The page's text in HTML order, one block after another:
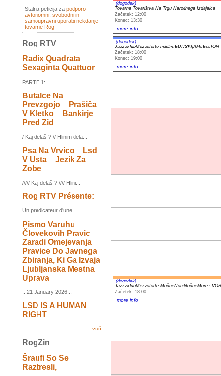
Stalna peticija za podporo
avtonomni, svobodni in
samoupravni uporabi nekdanje
tovarne Rog
Rog RTV
Radix Quadrata
Sexaginta Quattuor
PARTE 1:
Butalce Na
Prevzgojo _ Prašiča
V Kletko _ Bankirje
Pred Zid
/ Kaj delaš ? // Hlinim dela...
Psa Na Vrvico _ Lsd
V Usta _ Jezik Za
Zobe
///// Kaj delaš ? //// Hlini...
Rog RTV Présente:
Un prédicateur d'une ...
Pismo Varuhu
Človekovih Pravic
Zaradi Omejevanja
Pravice Do Javnega
Zbiranja, Ki Ga Izvaja
Ljubljanska Mestna
Uprava
...21 January 2026...
LSD IS A HUMAN
RIGHT
več
RogZin
Šraufi So Se
Raztresli,
(dogodek)
Tovarna Tovarištva Na Trgu Narodnega Izdajalca
Začetek: 12:00
Konec: 13:30
more info
(dogodek)
JazzzklubMezzoforte mEDmEDIJSKIjAMsEssION
Začetek: 18:00
Konec: 19:00
more info
(dogodek)
JazzzklubMezzoforte MočneNoreNočneMore
Začetek: 18:00
more info